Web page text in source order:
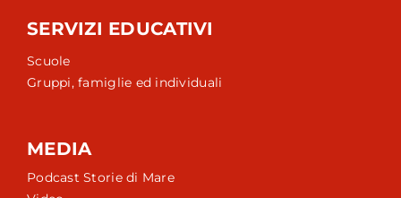
SERVIZI EDUCATIVI
Scuole
Gruppi, famiglie ed individuali
MEDIA
Podcast Storie di Mare